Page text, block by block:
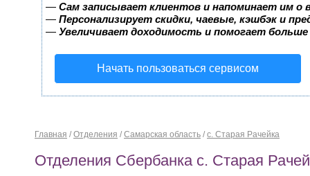
— Сам записывает клиентов и напоминает им о
— Персонализирует скидки, чаевые, кэшбэк и
— Увеличивает доходимость и помогает
Начать пользоваться сервисом
Главная / Отделения / Самарская область / с. Старая Рачейка
Отделения Сбербанка с. Старая